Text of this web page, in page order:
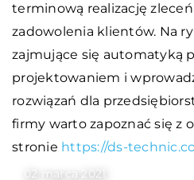
terminową realizację
zadowolenia klientów. Na
zajmujące się automatyką
projektowaniem i
rozwiązań dla
firmy warto zapoznać się z
stronie https://ds-
02 marca 2021